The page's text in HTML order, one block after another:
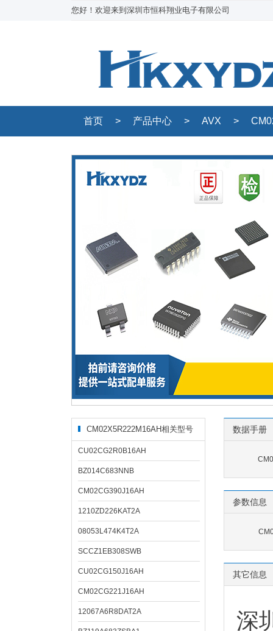
您好！欢迎来到深圳市恒科翔业电子有限公司
首页 > 产品中心 > AVX >
CM02X5R222M16AH相关型号
CU02CG2R0B16AH
BZ014C683NNB
CM02CG390J16AH
1210ZD226KAT2A
08053L474K4T2A
SCCZ1EB308SWB
CU02CG150J16AH
CM02CG221J16AH
12067A6R8DAT2A
数据手册
参数信息
其它信息
深